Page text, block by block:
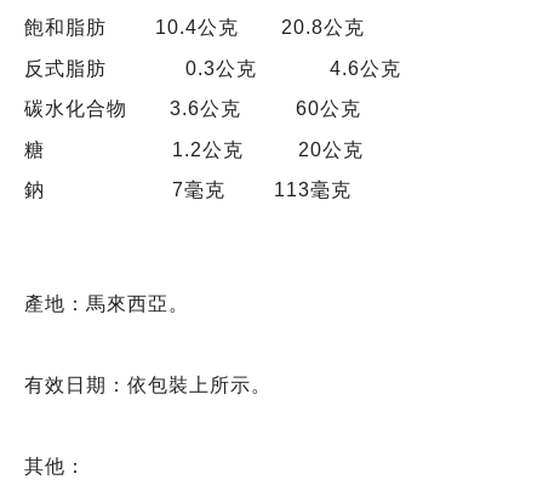
飽和脂肪 10.4公克 20.8公克
反式脂肪 0.3公克 4.6公克
碳水化合物 3.6公克 60公克
糖 1.2公克 20公克
鈉 7毫克 113毫克
產地：馬來西亞。
有效日期 ：依包裝上所示。
其他：